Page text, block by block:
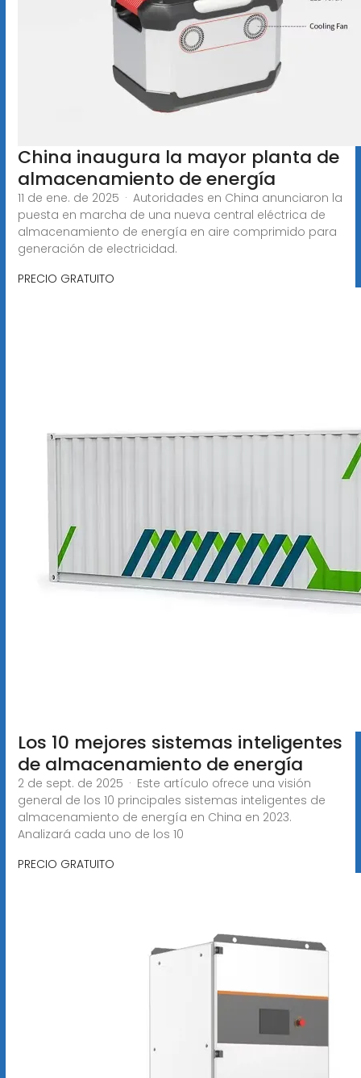
China inaugura la mayor planta de
almacenamiento de energía
11 de ene. de 2025 · Autoridades en China anunciaron la
puesta en marcha de una nueva central eléctrica de
almacenamiento de energía en aire comprimido para
generación de electricidad.
PRECIO GRATUITO
Los 10 mejores sistemas inteligentes
de almacenamiento de energía
2 de sept. de 2025 · Este artículo ofrece una visión
general de los 10 principales sistemas inteligentes de
almacenamiento de energía en China en 2023.
Analizará cada uno de los 10
PRECIO GRATUITO